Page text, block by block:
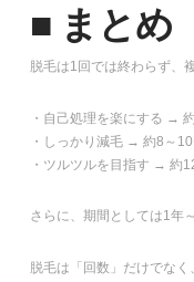
■ まとめ
脱毛は1回では終わらず、
・自己処理を楽にする →
・しっかり減毛 → 約8～
・ツルツルを目指す → 約
さらに、期間としては1年
脱毛は「回数」だけでな